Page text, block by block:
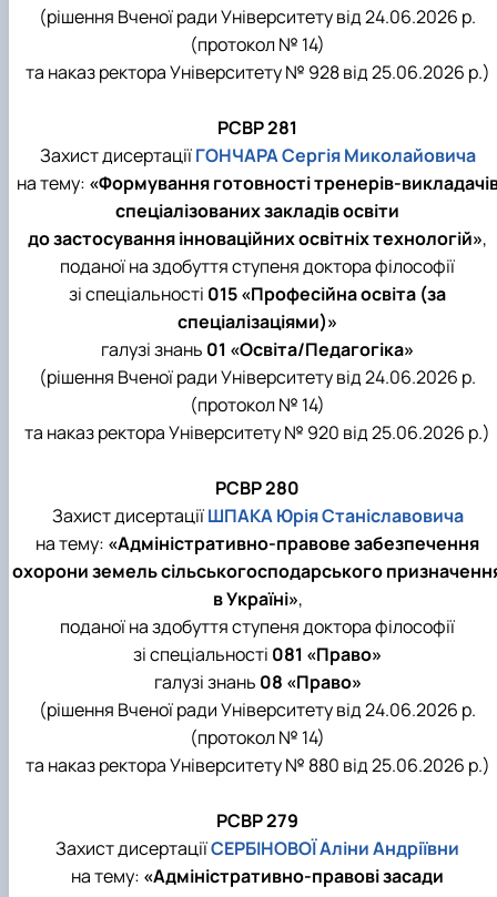
(рішення Вченої ради Університету від 24.06.2026 р.
(протокол № 14)
та наказ ректора Університету № 928 від 25.06.2026 р.)
РСВР 281
Захист дисертаціїГОНЧАРА Сергія Миколайовича
на тему: «Формування готовності тренерів-
спеціалізованих закладів освіти
до застосування інноваційних освітніх технологій»,
поданої на здобуття ступеня доктора філософії
зі спеціальності 015 «Професійна освіта (за
спеціалізаціями)»
галузі знань 01 «Освіта/Педагогіка»
(рішення Вченої ради Університету від 24.06.2026 р.
(протокол № 14)
та наказ ректора Університету № 920 від 25.06.2026 р.)
РСВР 280
Захист дисертаціїШПАКА Юрія Станіславовича
на тему: «Адміністративно-правове забезпечення
охорони земель сільськогосподарського
в Україні»,
поданої на здобуття ступеня доктора філософії
зі спеціальності 081 «Право»
галузі знань 08 «Право»
(рішення Вченої ради Університету від 24.06.2026 р.
(протокол № 14)
та наказ ректора Університету № 880 від 25.06.2026 р.)
РСВР 279
Захист дисертаціїСЕРБІНОВОЇ Аліни Андріївни
на тему: «Адміністративно-правові засади